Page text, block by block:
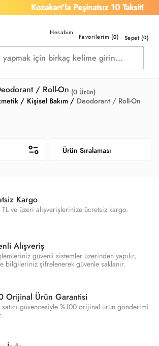
Kozakart’la Peşinatsız 10 Taksit!
Favorilerim (0) Sepet (0)
/ Roll-On (0Ürün)
/ Kişisel Bakım / Deodorant / Roll-On
Kargo
ve üzeri alışverişlerinize ücretsiz kargo.
Alışveriş
güvenli sistemler üzerinden yapılır,
bilgileriniz şifrelenerek güvenle saklanır.
Orijinal Ürün Garantisi
satıcı güvencesiyle %100 orijinal ürün gönderimi